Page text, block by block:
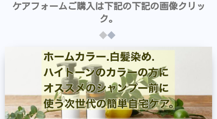
ケアフォームご購入は下記の下記の画像クリッ
ク。